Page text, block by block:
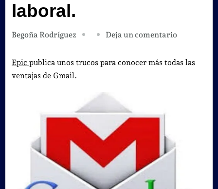
laboral.
Begoña Rodríguez Deja un comentarioen
y
Epic publica unos trucos para conocer más todas las
ventajas de Gmail.